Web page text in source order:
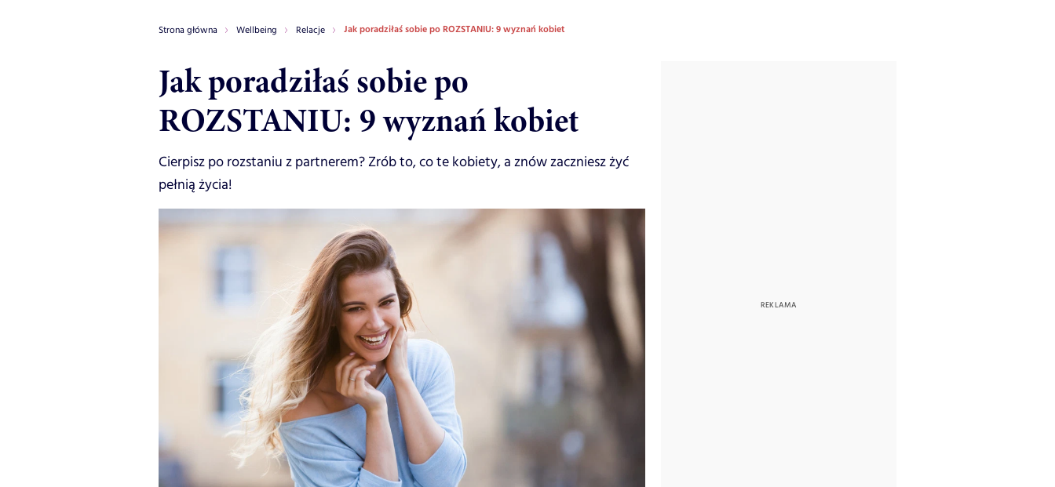
Strona główna Wellbeing Relacje Jak poradziłaś sobie po ROZSTANIU: 9 wyznań kobiet
Jak poradziłaś sobie po
ROZSTANIU: 9 wyznań kobiet
Cierpisz po rozstaniu z partnerem? Zrób to, co te kobiety, a znów zaczniesz żyć
pełnią życia!